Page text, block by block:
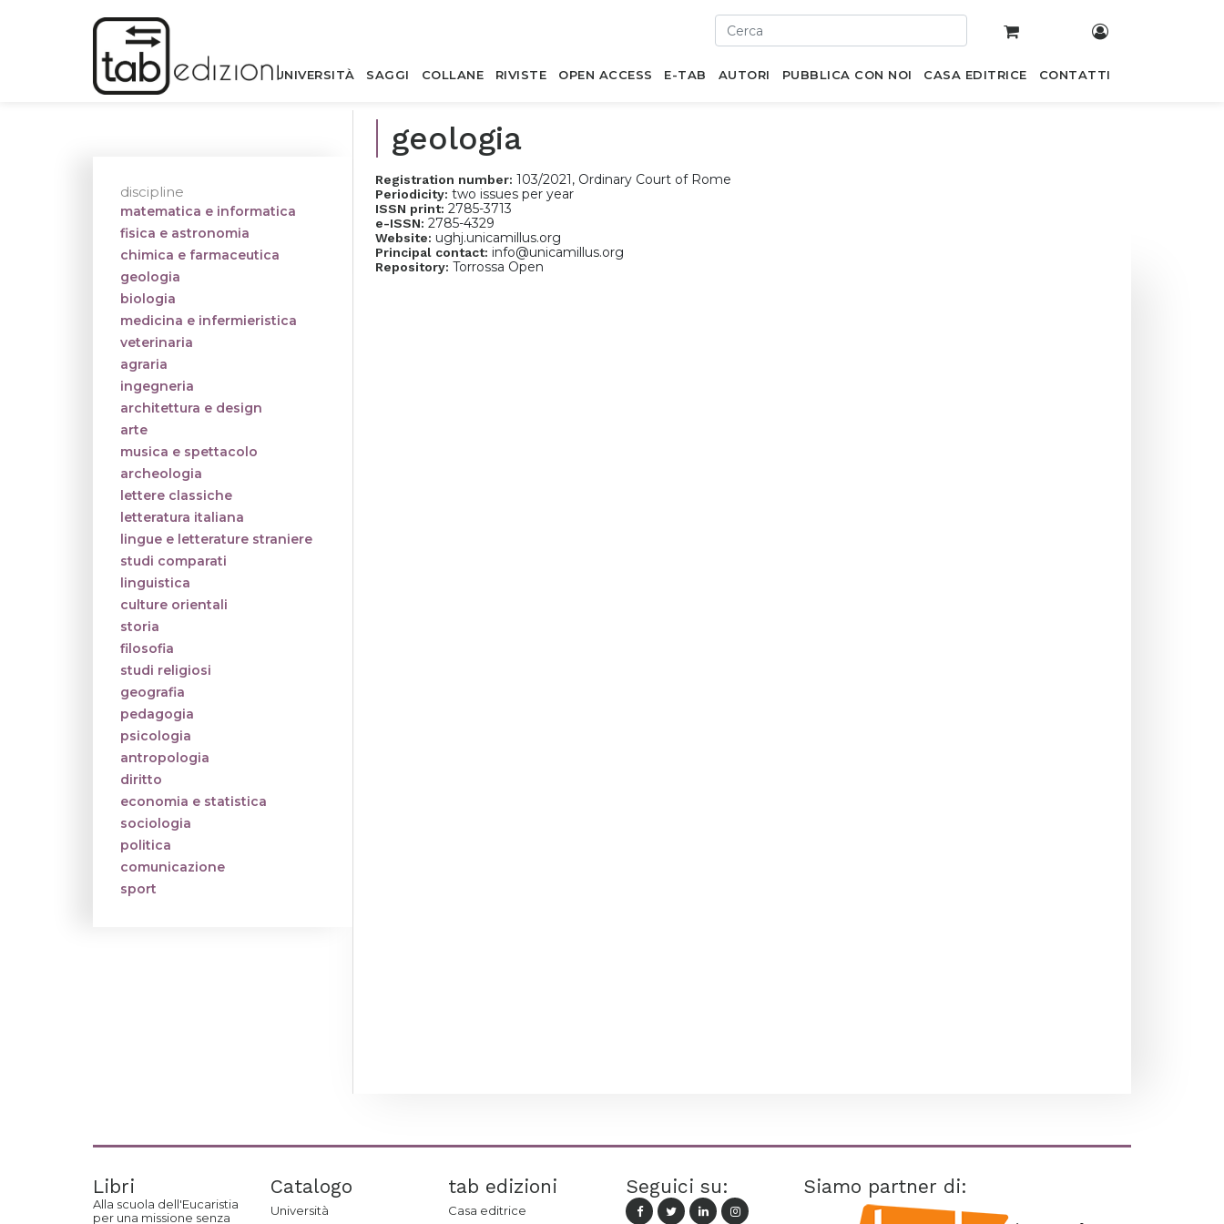
UNIVERSITÀ SAGGI COLLANE RIVISTE OPEN ACCESS E-TAB AUTORI PUBBLICA CON NOI CASA EDITRICE CONTATTI
geologia
Registration number: 103/2021, Ordinary Court of Rome
Periodicity: two issues per year
ISSN print: 2785-3713
e-ISSN: 2785-4329
Website: ughj.unicamillus.org
Principal contact: info@unicamillus.org
Repository: Torrossa Open
discipline
matematica e informatica
fisica e astronomia
chimica e farmaceutica
geologia
biologia
medicina e infermieristica
veterinaria
agraria
ingegneria
architettura e design
arte
musica e spettacolo
archeologia
lettere classiche
letteratura italiana
lingue e letterature straniere
studi comparati
linguistica
culture orientali
storia
filosofia
studi religiosi
geografia
pedagogia
psicologia
antropologia
diritto
economia e statistica
sociologia
politica
comunicazione
sport
Libri
Alla scuola dell'Eucaristia
per una missione senza
Catalogo
Università
tab edizioni
Casa editrice
Seguici su: Siamo partner di: